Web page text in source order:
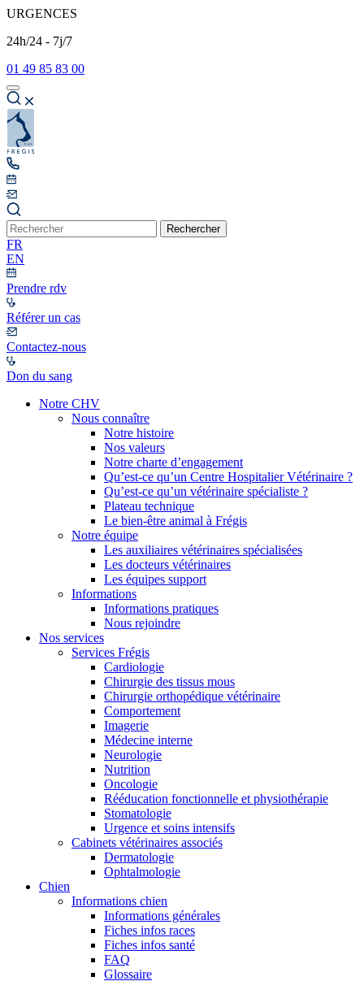
URGENCES
24h/24 - 7j/7
01 49 85 83 00
Rechercher
FR
EN
Prendre rdv
Référer un cas
Contactez-nous
Don du sang
Notre CHV
Nous connaître
Notre histoire
Nos valeurs
Notre charte d’engagement
Qu’est-ce qu’un Centre Hospitalier Vétérinaire ?
Qu’est-ce qu’un vétérinaire spécialiste ?
Plateau technique
Le bien-être animal à Frégis
Notre équipe
Les auxiliaires vétérinaires spécialisées
Les docteurs vétérinaires
Les équipes support
Informations
Informations pratiques
Nous rejoindre
Nos services
Services Frégis
Cardiologie
Chirurgie des tissus mous
Chirurgie orthopédique vétérinaire
Comportement
Imagerie
Médecine interne
Neurologie
Nutrition
Oncologie
Rééducation fonctionnelle et physiothérapie
Stomatologie
Urgence et soins intensifs
Cabinets vétérinaires associés
Dermatologie
Ophtalmologie
Chien
Informations chien
Informations générales
Fiches infos races
Fiches infos santé
FAQ
Glossaire